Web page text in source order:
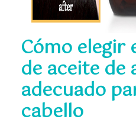
Cómo elegir
de aceite de
adecuado
cabello